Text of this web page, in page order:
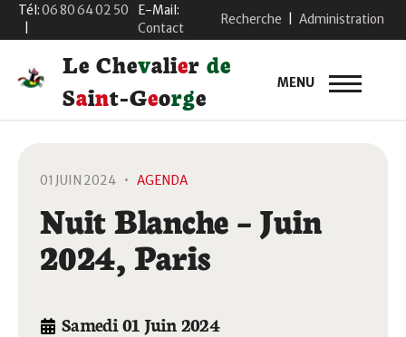
Tél:06 80 64 02 50
E-Mail:
Contact
Recherche Administration
Le Chevalier de
Saint-George MENU
01 JUIN 2024 • AGENDA
Nuit Blanche – Juin
2024, Paris
Samedi 01 Juin 2024